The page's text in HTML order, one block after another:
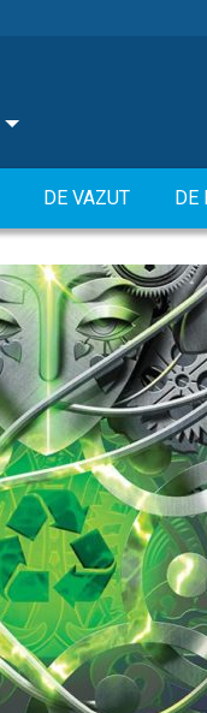
DE VAZUT DE